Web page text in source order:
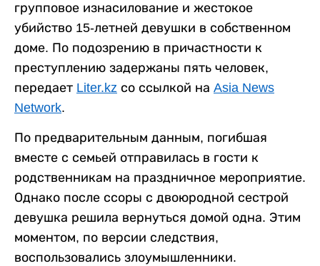
групповое изнасилование и жестокое
убийство 15-летней девушки в собственном
доме. По подозрению в причастности к
преступлению задержаны пять человек,
передает Liter.kz со ссылкой на Asia News
Network.
По предварительным данным, погибшая
вместе с семьей отправилась в гости к
родственникам на праздничное мероприятие.
Однако после ссоры с двоюродной сестрой
девушка решила вернуться домой одна. Этим
моментом, по версии следствия,
воспользовались злоумышленники.